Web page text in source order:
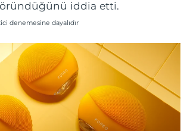
iddia etti.
denemesine dayalıdırTahmini teslim tarihi
Tahmini teslim tarihi
Tahmini teslim tarihi 8/18/26
Tahmini teslim tarihi8/12/26